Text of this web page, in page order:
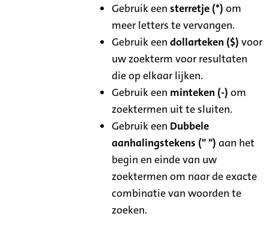
Gebruik eensterretje (*) om
meer letters te vervangen.
Gebruik eendollarteken ($) voor
uw zoekterm voor resultaten
die op elkaar lijken.
Gebruik een minteken (-) om
zoektermen uit te sluiten.
Gebruik een Dubbele
aanhalingstekens (" ") aan het
begin en einde van uw
zoektermen om naar de exacte
combinatie van woorden te
zoeken.